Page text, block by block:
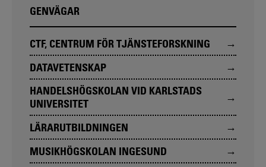
GENVÄGAR
CTF, CENTRUM FÖR TJÄNSTEFORSKNING
DATAVETENSKAP
HANDELSHÖGSKOLAN VID KARLSTADS
UNIVERSITET
LÄRARUTBILDNINGEN
MUSIKHÖGSKOLAN INGESUND